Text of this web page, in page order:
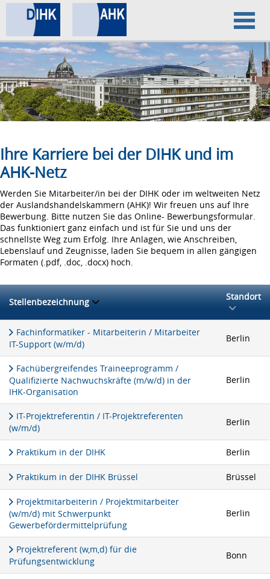
Home
Datenschutz
Impressum
Ihre Karriere bei der DIHK und im
AHK-Netz
Werden Sie Mitarbeiter/in bei der DIHK oder im weltweiten Netz
der Auslandshandelskammern (AHK)! Wir freuen uns auf Ihre
Bewerbung. Bitte nutzen Sie das Online- Bewerbungsformular.
Das funktioniert ganz einfach und ist für Sie und uns der
schnellste Weg zum Erfolg. Ihre Anlagen, wie Anschreiben,
Lebenslauf und Zeugnisse, laden Sie bequem in allen gängigen
Formaten (.pdf, .doc, .docx) hoch.
Stellenbezeichnung Standort
Fachinformatiker - Mitarbeiterin / Mitarbeiter
IT-Support (w/m/d)
Berlin
Fachübergreifendes Traineeprogramm /
Qualifizierte Nachwuchskräfte (m/w/d) in der
IHK-Organisation
Berlin
IT-Projektreferentin / IT-Projektreferenten
(w/m/d)
Berlin
Praktikum in der DIHK Berlin
Praktikum in der DIHK Brüssel Brüssel
Projektmitarbeiterin / Projektmitarbeiter
(w/m/d) mit Schwerpunkt
Gewerbefördermittelprüfung
Berlin
Projektreferent (w,m,d) für die
Prüfungsentwicklung
Bonn